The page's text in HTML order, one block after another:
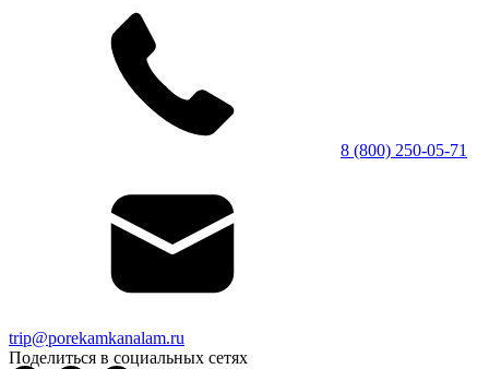
8 (800) 250-05-71
trip@porekamkanalam.ru
Поделиться в социальных сетях